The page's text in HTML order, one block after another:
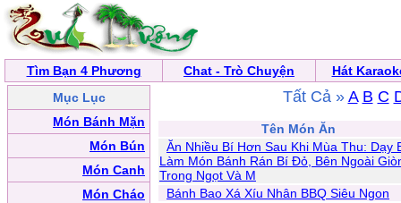
Tìm Bạn 4 Phương Chat - Trò Chuyện
Hát
Mục Lục
Món Bánh Mặn
Món Bún
Món Canh
Món Cháo
Tất Cả » A B C
Tên Món Ăn
Ăn Nhiều Bí Hơn Sau Khi Mùa Thu: Dạy
Làm Món Bánh Rán Bí Đỏ, Bên Ngoài
Trong Ngọt Và M
Bánh Bao Xá Xíu Nhân BBQ Siêu Ngon